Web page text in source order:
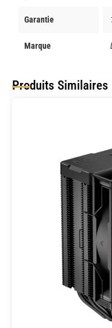
Garantie
Marque
Produits Similaires